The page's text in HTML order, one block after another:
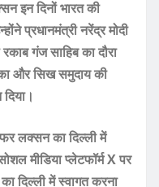
इन दिनों भारत की
प्रधानमंत्री नरेंद्र मोदी
गंज साहिब का दौरा
और सिख समुदाय की
लक्सन का दिल्ली में
मीडिया प्लेटफॉर्म X पर
दिल्ली में स्वागत करना